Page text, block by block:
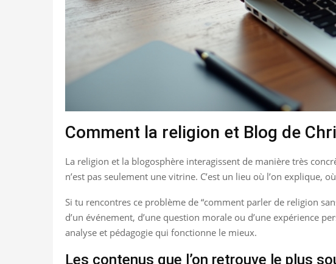
Comment la religion et Blog de
La religion et la blogosphère interagissent de manière très
n’est pas seulement une vitrine. C’est un lieu où l’on explique,
Si tu rencontres ce problème de “comment parler de religion
d’un événement, d’une question morale ou d’une expérience
analyse et pédagogie qui fonctionne le mieux.
Les contenus que l’on retrouve le plus